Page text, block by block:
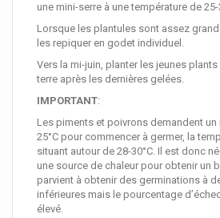
une mini-serre à une température de 25-
Lorsque les plantules sont assez
les repiquer en godet individuel.
Vers la mi-juin, planter les jeunes
terre après les dernières gelées.
IMPORTANT:
Les piments et poivrons demandent un
25°C pour commencer à germer, la
situant autour de 28-30°C. Il est donc
une source de chaleur pour obtenir un
parvient à obtenir des germinations à
inférieures mais le pourcentage
élevé.